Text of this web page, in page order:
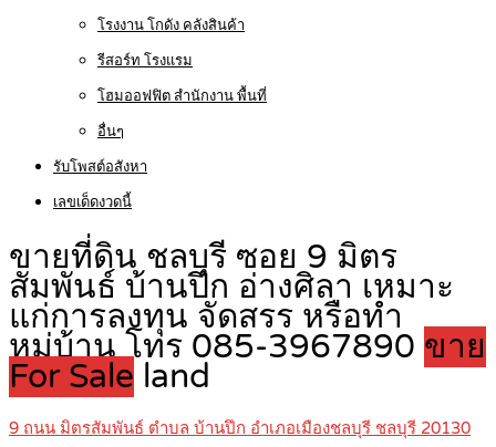
โรงงาน โกดัง คลังสินค้า
รีสอร์ท โรงแรม
โฮมออฟฟิต สำนักงาน พื้นที่
อื่นๆ
รับโพสต์อสังหา
เลขเด็ดงวดนี้
ขายที่ดิน ชลบุรี ซอย 9 มิตร
สัมพันธ์ บ้านปึก อ่างศิลา เหมาะ
แก่การลงทุน จัดสรร หรือทำ
หมู่บ้าน โทร 085-3967890 ขาย
For Sale land
9 ถนน มิตรสัมพันธ์ ตำบล บ้านปึก อำเภอเมืองชลบุรี ชลบุรี 20130